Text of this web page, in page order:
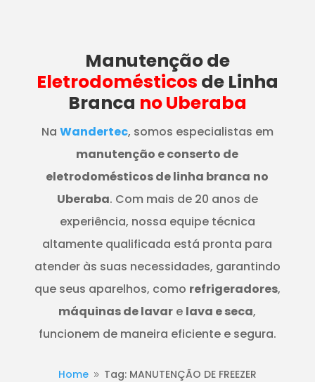
Manutençãode
Eletrodomésticos de Linha
Branca no Uberaba
Na Wandertec, somos especialistas em
manutenção e conserto de
eletrodomésticos de linha branca no
Uberaba. Com mais de 20 anos de
experiência, nossa equipe técnica
altamente qualificada está pronta para
atender às suas necessidades, garantindo
que seus aparelhos, como refrigeradores,
máquinas de lavar e lava e seca,
funcionem de maneira eficiente e segura.
Home 9 Tag: MANUTENÇÃO DE FREEZER